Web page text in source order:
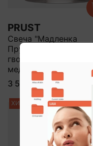
PRUST
Свеча "Мадленка
Пруста" (бутоны
гвоздики, анис,
мед)
3 590 ₽
ХИТ